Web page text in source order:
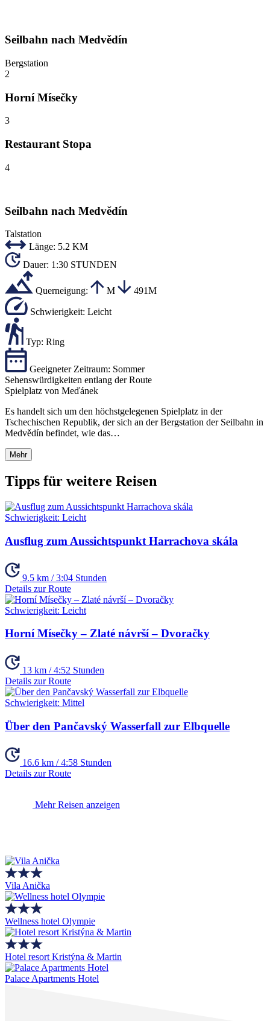
Seilbahn nach Medvědín
Bergstation
2
Horní Mísečky
3
Restaurant Stopa
4
Seilbahn nach Medvědín
Talstation
Länge: 5.2 KM
Dauer: 1:30 STUNDEN
Querneigung: M 491M
Schwierigkeit: Leicht
Typ: Ring
Geeigneter Zeitraum: Sommer
Sehenswürdigkeiten entlang der Route
Spielplatz von Meďánek
Es handelt sich um den höchstgelegenen Spielplatz in der
Tschechischen Republik, der sich an der Bergstation der Seilbahn in
Medvědín befindet, wie das…
Mehr
Tipps für weitere Reisen
Schwierigkeit: Leicht
Ausflug zum Aussichtspunkt Harrachova skála
9.5 km / 3:04 Stunden
Details zur Route
Schwierigkeit: Leicht
Horní Mísečky – Zlaté návrší – Dvoračky
13 km / 4:52 Stunden
Details zur Route
Schwierigkeit: Mittel
Über den Pančavský Wasserfall zur Elbquelle
16.6 km / 4:58 Stunden
Details zur Route
Mehr Reisen anzeigen
Vila Anička
Wellness hotel Olympie
Hotel resort Kristýna & Martin
Palace Apartments Hotel